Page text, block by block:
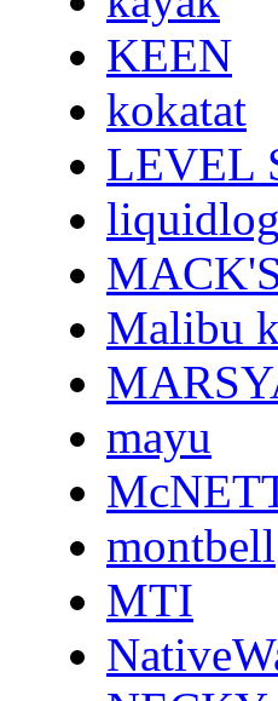
KEEN
kokatat
LEVEL
Malibu
mayu
montbell
MTI